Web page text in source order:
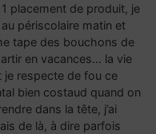
placement de produit, je
périscolaire matin et
tape des bouchons de
en vacances… la vie
je respecte de fou ce
bien costaud quand on
dans la tête, j’ai
de là, à dire parfois